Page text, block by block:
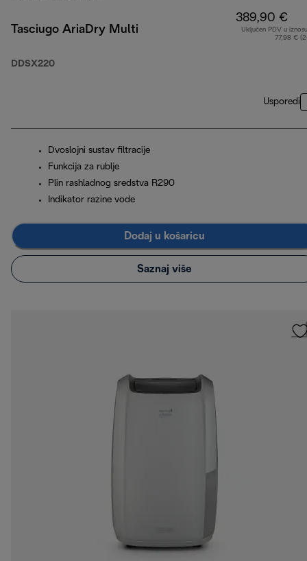
Tasciugo AriaDry Multi
DDSX220
389,90 €
Uključen PDV u
77,98 €
Usporedi
Dvoslojni sustav filtracije
Funkcija za rublje
Plin rashladnog sredstva R290
Indikator razine vode
Dodaj u košaricu
Saznaj više